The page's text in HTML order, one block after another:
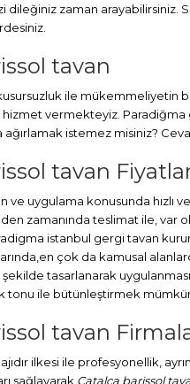
dileğiniz zaman arayabilirsiniz.
tavan
ile mükemmeliyetin
hizmet vermekteyiz. Paradiğma
istemez misiniz?
tavan
ve uygulama konusunda hızlı
zamanında teslimat ile, var
istanbul gergi tavan
çok da kamusal
tasarlanarak
tonu ile bütünleştirmek
tavan
ilkesi ile profesyonellik,
sağlayarak Çatalca barissol